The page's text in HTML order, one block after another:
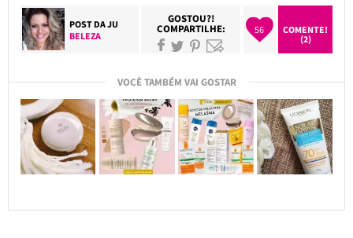
POST DAJU
BELEZA
GOSTOU?!
COMPARTILHE: 56
COMENTE!
(2)
VOCÊ TAMBÉM VAI GOSTAR